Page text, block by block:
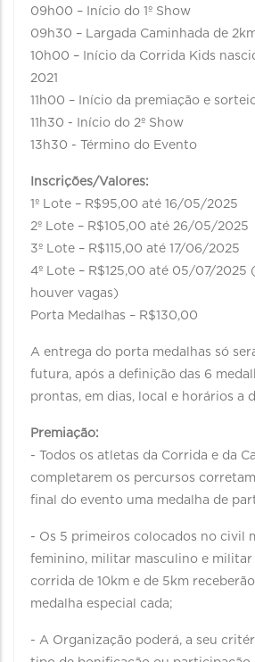
09h00 – Início do 1º Show
09h30 – Largada Caminhada de
10h00 – Início da Corrida Kids
2021
11h00 – Início da premiação e
11h30 - Início do 2º Show
13h30 - Término do Evento
Inscrições/Valores:
1º Lote – R$95,00 até 16/05/2025
2º Lote – R$105,00 até 26/05/2025
3º Lote – R$115,00 até 17/06/2025
4º Lote – R$125,00 até 05/07/2025
houver vagas)
Porta Medalhas – R$130,00
A entrega do porta medalhas só
futura, após a definição das 6
prontas, em dias, local e horários a
Premiação:
- Todos os atletas da Corrida e da
completarem os percursos
final do evento uma medalha de
- Os 5 primeiros colocados no civil
feminino, militar masculino e militar
corrida de 10km e de 5km
medalha especial cada;
- A Organização poderá, a seu